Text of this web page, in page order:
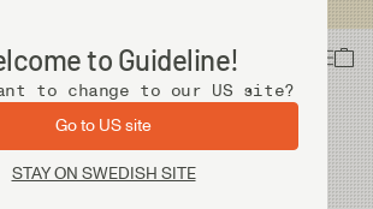
to Guideline!
to change to our US site?
Go to US site
STAY ON SWEDISH SITE